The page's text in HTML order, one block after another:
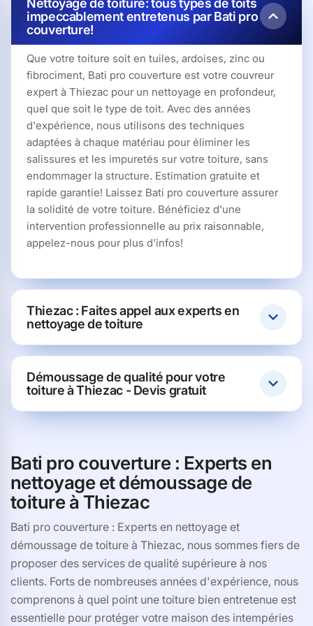
impeccablement entretenus par Bati pro
couverture!
Que votre toiture soit en tuiles, ardoises, zinc ou
fibrociment, Bati pro couverture est votre couvreur
expert à Thiezac pour un nettoyage en profondeur,
quel que soit le type de toit. Avec des années
d'expérience, nous utilisons des techniques
adaptées à chaque matériau pour éliminer les
salissures et les impuretés sur votre toiture, sans
endommager la structure. Estimation gratuite et
rapide garantie! Laissez Bati pro couverture assurer
la solidité de votre toiture. Bénéficiez d'une
intervention professionnelle au prix raisonnable,
appelez-nous pour plus d'infos!
Thiezac : Faites appel aux experts en
nettoyage de toiture
Démoussage de qualité pour votre
toiture à Thiezac - Devis gratuit
Bati pro couverture : Experts en
nettoyage et démoussage de
toiture à Thiezac
Bati pro couverture : Experts en nettoyage et
démoussage de toiture à Thiezac, nous sommes fiers de
proposer des services de qualité supérieure à nos
clients. Forts de nombreuses années d'expérience, nous
comprenons à quel point une toiture bien entretenue est
essentielle pour protéger votre maison des intempéries